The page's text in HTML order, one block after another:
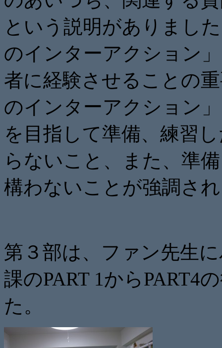
という説明がありまし
のインターアクション
者に経験させることの
のインターアクション
を目指して準備、練習
らないこと、また、準
構わないことが強調さ
第３部は、ファン先生
課のPART 1からPART4
た。